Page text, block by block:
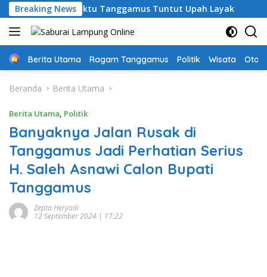
Langsung
ke
konten
Breaking News
Paruh Waktu Tanggamus Tuntut Upah Layak
Home
Berita Utama Ragam Tanggamus Politik Wisata Oto
Beranda Berita Utama
Berita Utama, Politik
Banyaknya Jalan Rusak di
Tanggamus Jadi Perhatian Serius
H. Saleh Asnawi Calon Bupati
Tanggamus
Zepta Heryadi
12 September 2024 | 17:22